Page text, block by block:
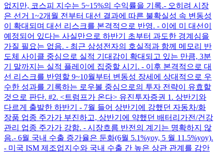
없지만, 코스피 지수는 5~15%의 수익률을 기록. ​ - 오히려 시장
은 선거 1~2개월 전부터 대선 결과에 따른 불확실성 속 변동성
이 확대되며 대선 리스크를 본격적으로 반영. - 이에 미 대선이
예정되어 있다는 사실만으로 하반기 초부터 과도한 경계심을
가질 필요는 없음. - 최근 삼성전자의 호실적과 함께 메모리 반
도체 사이클 중심으로 실적 기대감이 확대되고 있는 만큼, 3분
기 말까지는 실적 플레이에 집중할 시기. - 이후 본격적으로 대
선 리스크를 반영할 9~10월부터 변동성 장세에 상대적으로 우
수한 성과를 기록하는 로우볼 중심으로의 투자 전략이 유효할
것으로 판단. #2. <트럼프가 온다> 유진투자증권 1. 상반기와
다르게 출발한 하반기 - 7월 들어 상반기에 강했던 자동차/화
장품 업종 주가가 부진하고, 상반기에 약했던 배터리가전/건강
관리 업종 주가가 강함. - 시장흐름 반전의 계기는 명확하지 않
음. ​ - 6월 국내 수출 증가율은 둔화(6월 5.1%yoy, 5 월 11.5%yoy).
- 미국 ISM 제조업지수와 국내 수출 간 높은 상관 관계를 감안